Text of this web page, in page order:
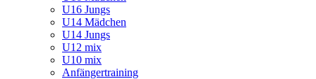
U16 Jungs
U14 Mädchen
U14 Jungs
U12 mix
U10 mix
Anfängertraining